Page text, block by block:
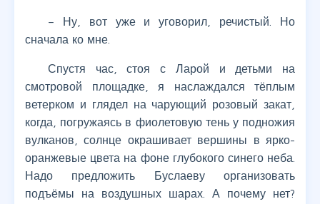
– Ну, вот уже и уговорил, речистый. Но
сначала ко мне.
Спустя час, стоя с Ларой и детьми на
смотровой площадке, я наслаждался тёплым
ветерком и глядел на чарующий розовый закат,
когда, погружаясь в фиолетовую тень у подножия
вулканов, солнце окрашивает вершины в ярко-
оранжевые цвета на фоне глубокого синего неба.
Надо предложить Буслаеву организовать
подъёмы на воздушных шарах. А почему нет?